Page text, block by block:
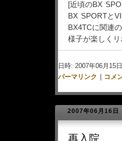
[近頃のBX
BX SPORTと
BX4TCに関連
様子が楽しくリ
日時: 2007年06月15
パーマリンク
コメ
2007年06月16日
再入院